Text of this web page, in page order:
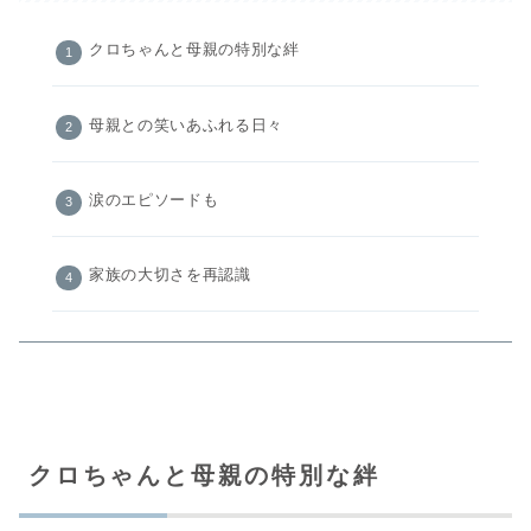
クロちゃんと母親の特別な絆
母親との笑いあふれる日々
涙のエピソードも
家族の大切さを再認識
クロちゃんと母親の特別な絆